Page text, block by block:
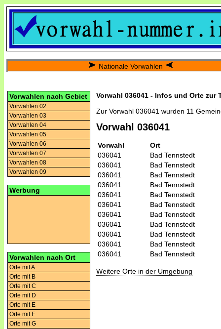
Nationale Vorwahlen
Vorwahlen nach Gebiet
Vorwahlen 02
Vorwahlen 03
Vorwahlen 04
Vorwahlen 05
Vorwahlen 06
Vorwahlen 07
Vorwahlen 08
Vorwahlen 09
Werbung
Vorwahlen nach Ort
Orte mit A
Orte mit B
Orte mit C
Orte mit D
Orte mit E
Orte mit F
Orte mit G
Vorwahl 036041 - Infos und Orte zur
Zur Vorwahl 036041 wurden 11
Vorwahl 036041
Vorwahl
Ort
036041
Bad Tennstedt
036041
Bad Tennstedt
036041
Bad Tennstedt
036041
Bad Tennstedt
036041
Bad Tennstedt
036041
Bad Tennstedt
036041
Bad Tennstedt
036041
Bad Tennstedt
036041
Bad Tennstedt
036041
Bad Tennstedt
036041
Bad Tennstedt
Weitere Orte in der Umgebung